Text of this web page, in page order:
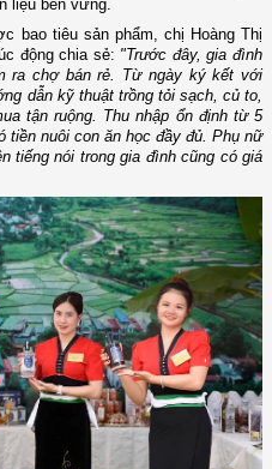
liệu bền vững.
bao tiêu sản phẩm, chị Hoàng Thị
động chia sẻ: "Trước đây, gia đình
ra chợ bán rẻ. Từ ngày ký kết với
dẫn kỹ thuật trồng tỏi sạch, củ to,
tận ruộng. Thu nhập ổn định từ 5
tiền nuôi con ăn học đầy đủ. Phụ nữ
tiếng nói trong gia đình cũng có giá